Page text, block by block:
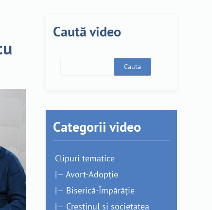
Caută video
Categorii video
Clipuri tematice
|— Avort-Adopție
|— Biserică-Împărăție
|— Creștinul și societatea